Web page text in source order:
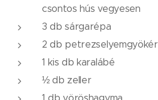
csontos hús vegyesen
3 db sárgarépa
2 db petrezselyemgyökér
1 kis db karalábé
½ db zeller